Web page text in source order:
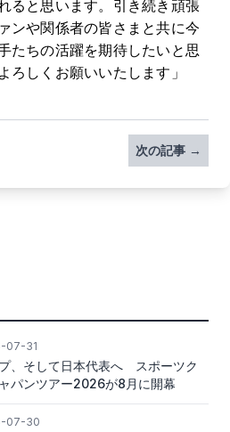
ると思います。引き続き頑張
ンや関係者の皆さまと共に今
たちの活躍を期待したいと思
ろしくお願いいたします」
次の記事 →
07-31
、そして日本代表へ スポーツク
パンツアー2026が8月に開幕
07-30